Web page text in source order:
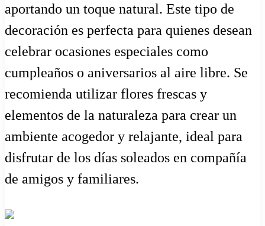
aportando un toque natural. Este tipo de
decoración es perfecta para quienes desean
celebrar ocasiones especiales como
cumpleaños o aniversarios al aire libre. Se
recomienda utilizar flores frescas y
elementos de la naturaleza para crear un
ambiente acogedor y relajante, ideal para
disfrutar de los días soleados en compañía
de amigos y familiares.